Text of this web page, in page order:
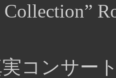
Collection”
実コンサー